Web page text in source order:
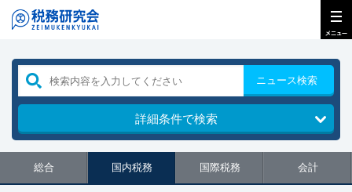
ニュース検索
詳細条件で検索
総合 国内税務 国際税務 会計